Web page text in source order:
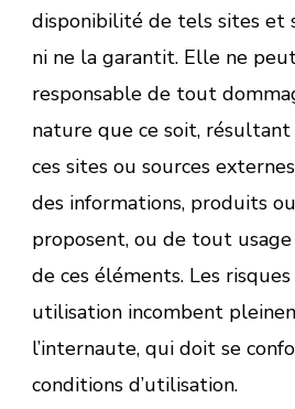
disponibilité de tels sites et
ni ne la garantit. Elle ne
responsable de tout
nature que ce soit,
ces sites ou sources
des informations, produits
proposent, ou de tout
de ces éléments. Les
utilisation incombent
l’internaute, qui doit se
conditions d’utilisation.